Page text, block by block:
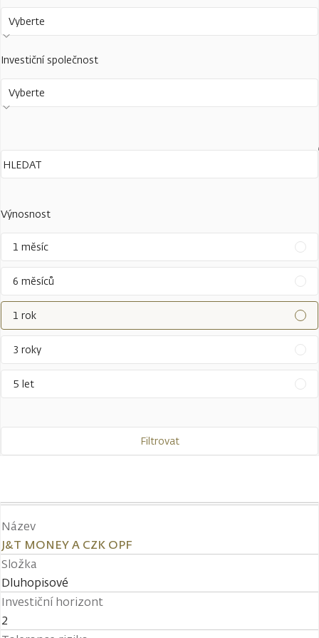
Vyberte
Investiční společnost
Vyberte
Výnosnost
1 měsíc
6 měsíců
1 rok
3 roky
5 let
Filtrovat
Název
J&T MONEY A CZK OPF
Složka
Dluhopisové
Investiční horizont
2